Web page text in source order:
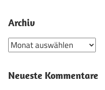
Archiv
Archiv
Neueste Kommentare